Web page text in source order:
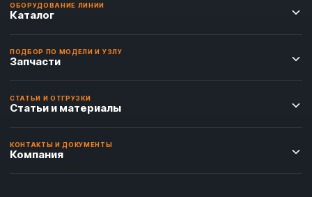
ОБОРУДОВАНИЕ ЛИНИИ
Каталог
ПОДБОР ПО МОДЕЛИ И УЗЛУ
Запчасти
СТАТЬИ И ОТГРУЗКИ
Статьи и материалы
КОНТАКТЫ И ДОКУМЕНТЫ
Компания